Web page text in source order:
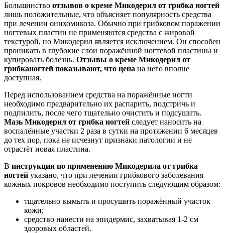
Большинство отзывов о креме Микодерил от грибка ногтей
лишь положительные, что объясняет популярность средства
при лечении онихомикоза. Обычно при грибковом поражении
ногтевых пластин не применяются средства с жировой
текстурой, но Микодерил является исключением. Он способен
проникать в глубокие слои поражённой ногтевой пластины и
купировать болезнь. Отзывы о креме Микодерил от
грибканогтей показывают, что цена на него вполне
доступная.
Перед использованием средства на поражённые ногти
необходимо предварительно их распарить, подстричь и
подпилить, после чего тщательно очистить и подсушить.
Мазь Микодерил от грибка ногтей следует наносить на
воспалённые участки 2 раза в сутки на протяжении 6 месяцев
до тех пор, пока не исчезнут признаки патологии и не
отрастёт новая пластина.
В инструкции по применению Микодерила от грибка
ногтей указано, что при лечении грибкового заболевания
кожных покровов необходимо поступить следующим образом:
тщательно вымыть и просушить поражённый участок
кожи;
средство нанести на эпидермис, захватывая 1-2 см
здоровых областей.